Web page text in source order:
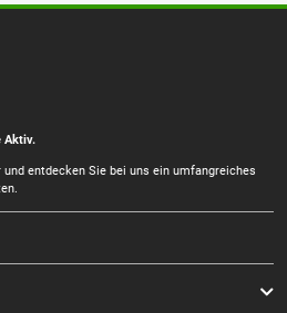
Aktiv.
entdecken Sie bei uns ein umfangreiches